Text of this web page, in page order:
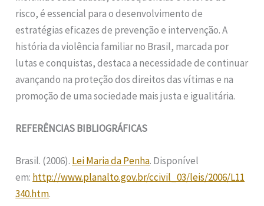
risco, é essencial para o desenvolvimento de
estratégias eficazes de prevenção e intervenção. A
história da violência familiar no Brasil, marcada por
lutas e conquistas, destaca a necessidade de continuar
avançando na proteção dos direitos das vítimas e na
promoção de uma sociedade mais justa e igualitária.
REFERÊNCIAS BIBLIOGRÁFICAS
Brasil. (2006). Lei Maria da Penha. Disponível
em: http://www.planalto.gov.br/ccivil_03/leis/2006/L11
340.htm.